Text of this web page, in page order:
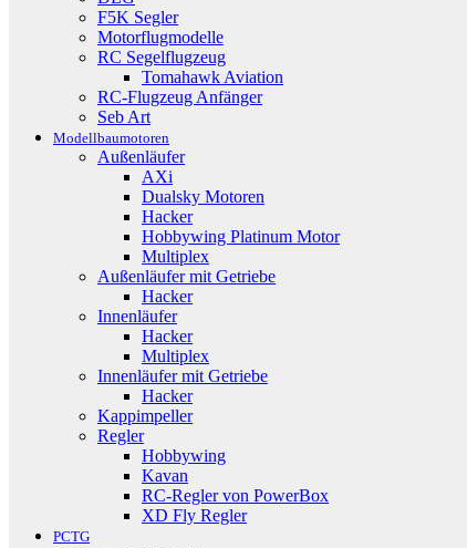
F5K Segler
Motorflugmodelle
RC Segelflugzeug
Tomahawk Aviation
RC-Flugzeug Anfänger
Seb Art
Modellbaumotoren
Außenläufer
AXi
Dualsky Motoren
Hacker
Hobbywing Platinum Motor
Multiplex
Außenläufer mit Getriebe
Hacker
Innenläufer
Hacker
Multiplex
Innenläufer mit Getriebe
Hacker
Kappimpeller
Regler
Hobbywing
Kavan
RC-Regler von PowerBox
XD Fly Regler
PCTG